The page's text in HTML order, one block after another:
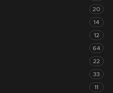
20
14
12
64
22
33
11